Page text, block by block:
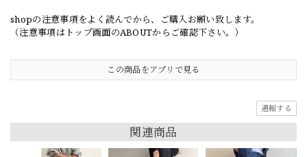
shopの注意事項をよく読んでから、ご購入お願い致します。
（注意事項はトップ画面のABOUTからご確認下さい。）
この商品をアプリで見る
通報する
関連商品